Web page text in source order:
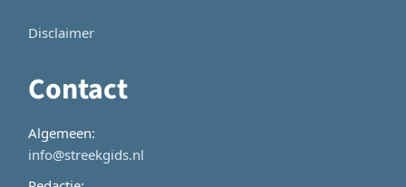
Disclaimer
Contact
Algemeen:
info@streekgids.nl